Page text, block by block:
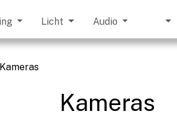
Licht Audio
Kameras
Kameras